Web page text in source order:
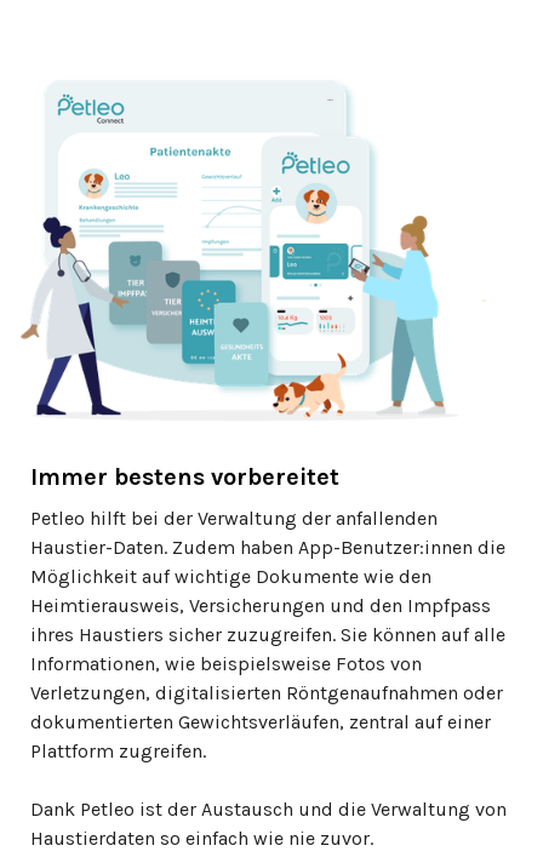
Immer bestens vorbereitet
Petleo hilft bei der Verwaltung der anfallenden
Haustier-Daten. Zudem haben App-Benutzer:innen die
Möglichkeit auf wichtige Dokumente wie den
Heimtierausweis, Versicherungen und den Impfpass
ihres Haustiers sicher zuzugreifen. Sie können auf alle
Informationen, wie beispielsweise Fotos von
Verletzungen, digitalisierten Röntgenaufnahmen oder
dokumentierten Gewichtsverläufen, zentral auf einer
Plattform zugreifen.
Dank Petleo ist der Austausch und die Verwaltung von
Haustierdaten so einfach wie nie zuvor.